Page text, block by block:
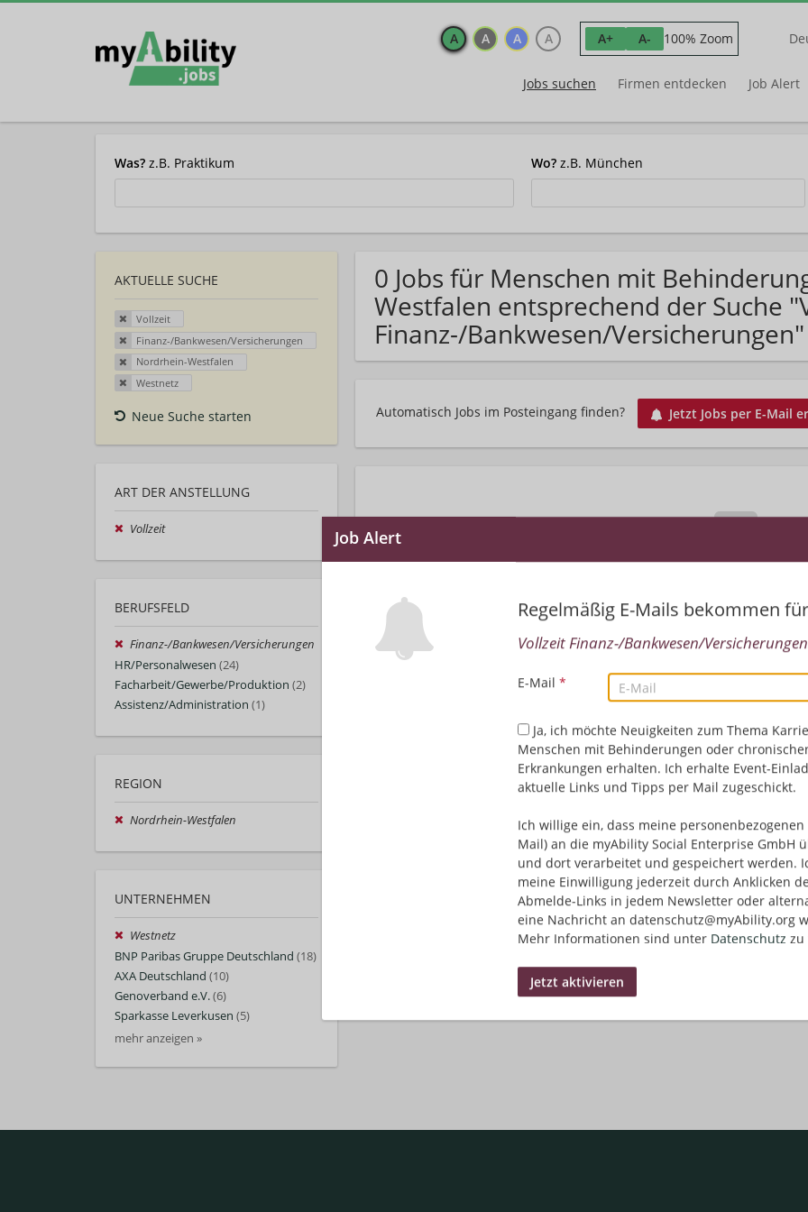
A A A A A+ A- 100% Zoom
Jobs suchen Firmen entdecken Job Alert
Was? z.B. Praktikum Wo? z.B. München
AKTUELLE SUCHE
Vollzeit
Finanz-/Bankwesen/Versicherungen
Nordrhein-Westfalen
Westnetz
Neue Suche starten
ART DER ANSTELLUNG
Vollzeit
BERUFSFELD
Finanz-/Bankwesen/Versicherungen
HR/Personalwesen (24)
Facharbeit/Gewerbe/Produktion (2)
Assistenz/Administration (1)
REGION
Nordrhein-Westfalen
UNTERNEHMEN
Westnetz
BNP Paribas Gruppe Deutschland (18)
AXA Deutschland (10)
Genoverband e.V.(6)
Sparkasse Leverkusen (5)
mehr anzeigen »
0 Jobs für Menschen mit
Westfalen entsprechend der Suche
Finanz-/Bankwesen/Versicherungen"
Automatisch Jobs im Posteingang finden? Jetzt Jobs per E-Mail
Regelmäßig E-Mails bekommen für
Vollzeit Finanz-/Bankwesen/
E-Mail *
Ja, ich möchte Neuigkeiten zum Thema
Menschen mit Behinderungen oder
Erkrankungen erhalten. Ich erhalte Event-
aktuelle Links und Tipps per Mail zugeschickt.
Ich willige ein, dass meine personenbezogenen
Mail) an die myAbility Social Enterprise GmbH
und dort verarbeitet und gespeichert werden.
meine Einwilligung jederzeit durch Anklicken
Abmelde-Links in jedem Newsletter oder
eine Nachricht an datenschutz@myAbility.org
Mehr Informationen sind unter Datenschutz zu
Leider keine Jobs